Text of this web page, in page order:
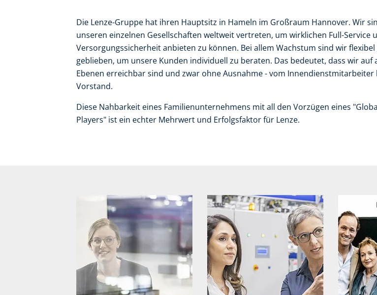
Die Lenze-Gruppe hat ihren Hauptsitz in Hameln im Großraum Hannover. Wir
unseren einzelnen Gesellschaften weltweit vertreten, um wirklichen Full-Service
Versorgungssicherheit anbieten zu können. Bei allem Wachstum sind wir flexibel
geblieben, um unsere Kunden individuell zu beraten. Das bedeutet, dass wir auf
Ebenen erreichbar sind und zwar ohne Ausnahme - vom Innendienstmitarbeiter
Vorstand.
Diese Nahbarkeit eines Familienunternehmens mit all den Vorzügen eines
Players" ist ein echter Mehrwert und Erfolgsfaktor für Lenze.